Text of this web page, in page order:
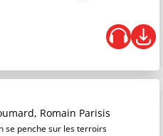
Romain Parisis
se penche sur les terroirs